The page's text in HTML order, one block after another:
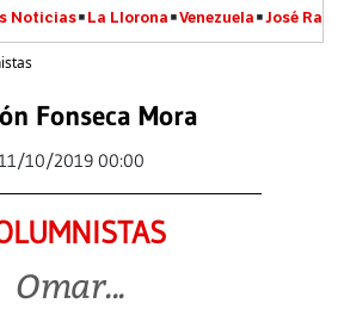
Noticias La Llorona Venezuela José
Fonseca Mora
10/2019 00:00
Omar...